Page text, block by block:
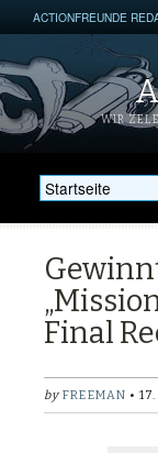
ACTIONFREUNDE
WIR
Final
by FREEMAN •